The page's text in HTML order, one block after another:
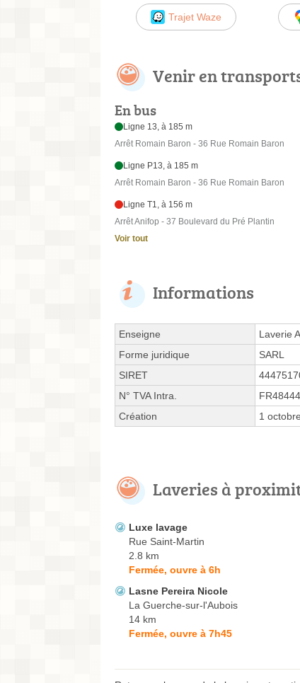
Trajet Waze
Venir en
En bus
Ligne 13, à 185 m
Arrêt Romain Baron - 36 Rue Romain Baron
Ligne P13, à 185 m
Arrêt Romain Baron - 36 Rue Romain Baron
Ligne T1, à 156 m
Arrêt Anifop - 37 Boulevard du Pré Plantin
Voir tout
Informations
Enseigne
Laverie
Forme juridique
SARL
SIRET
N° TVA Intra.
Création
1
Laveries à
Luxe lavage
Rue Saint-Martin
2.8 km
Fermée, ouvre à 6h
Lasne Pereira Nicole
La Guerche-sur-l'Aubois
14 km
Fermée, ouvre à 7h45